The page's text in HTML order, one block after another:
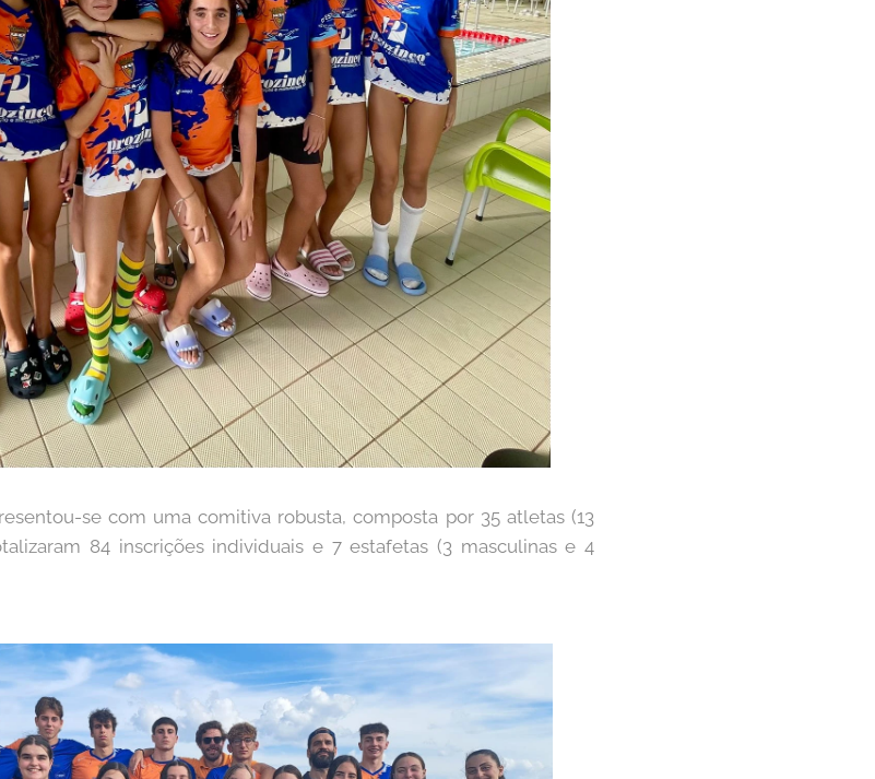
se com uma comitiva robusta, composta por 35 atletas (13
84 inscrições individuais e 7 estafetas (3 masculinas e 4